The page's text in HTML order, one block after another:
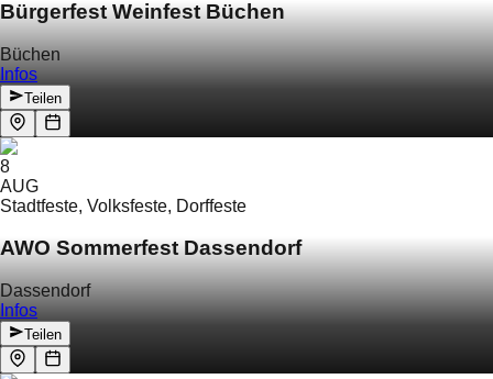
Bürgerfest Weinfest Büchen
Büchen
Infos
Teilen
8
AUG
Stadtfeste, Volksfeste, Dorffeste
AWO Sommerfest Dassendorf
Dassendorf
Infos
Teilen